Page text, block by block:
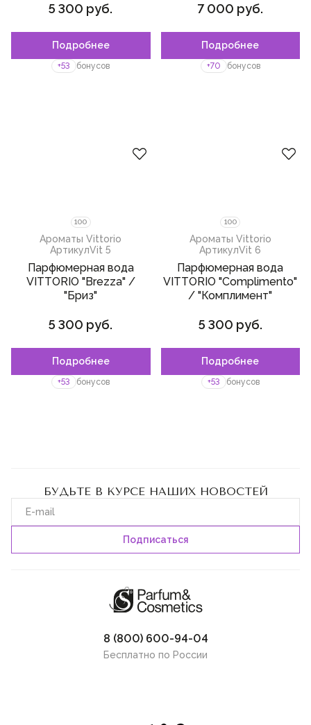
5 300 руб.
Подробнее
+53 бонусов
7 000 руб.
Подробнее
+70 бонусов
Пожалуйста,войдите
зарегистрируйтесь,
чтобы добавить товар в
100
Ароматы Vittorio
АртикулVit 5
Парфюмерная вода
VITTORIO "Brezza" /
"Бриз"
5 300 руб.
Подробнее
+53 бонусов
Пожалуйста,войдите
зарегистрируйтесь,
чтобы добавить товар в
100
Ароматы Vittorio
АртикулVit 6
Парфюмерная вода
VITTORIO "Complimento"
/ "Комплимент"
5 300 руб.
Подробнее
+53 бонусов
БУДЬТЕ В КУРСЕ НАШИХ НОВОСТЕЙ
8 (800) 600-94-04
Бесплатно по России